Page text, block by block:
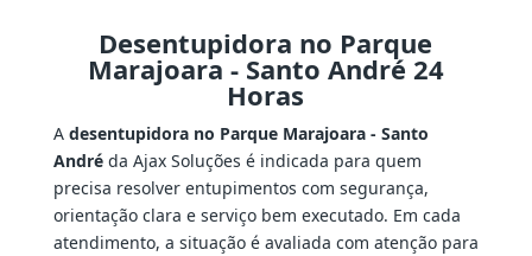
Desentupidora no Parque
Marajoara - Santo André 24
Horas
A desentupidora no Parque Marajoara - Santo
Andréda Ajax Soluções é indicada para quem
precisa resolver entupimentos com segurança,
orientação clara e serviço bem executado. Em cada
atendimento, a situação é avaliada com atenção para